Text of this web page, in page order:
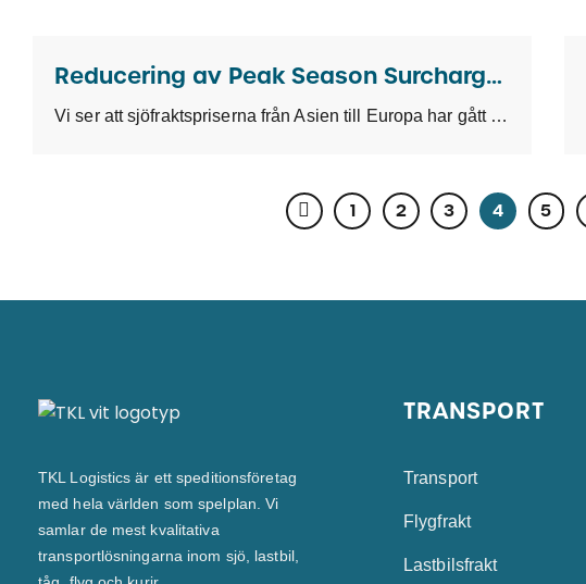
Reducering av Peak Season Surcharge (PSS)
Vi ser att sjöfraktspriserna från Asien till Europa har gått ner ytterligare. Därför justerar vi
1 2 3 4 5
TKL Logistics är ett speditionsföretag
med hela världen som spelplan. Vi
samlar de mest kvalitativa
transportlösningarna inom sjö, lastbil,
TRANSPORT
Transport
Flygfrakt
Lastbilsfrakt